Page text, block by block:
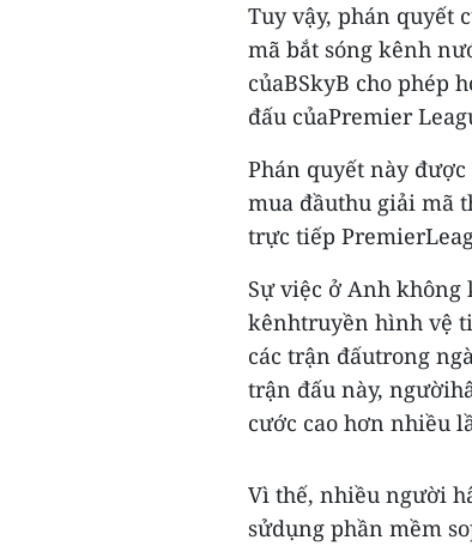
Tuy vậy, phán quyết
mã bắt sóng kênh
củaBSkyB cho phép
đấu củaPremier
Phán quyết này
mua đầuthu giải mã
trực tiếp
Sự việc ở Anh
kênhtruyền hình vệ
các trận đấutrong
trận đấu này,
cước cao hơn nhiều
Vì thế, nhiều người
sửdụng phần mềm